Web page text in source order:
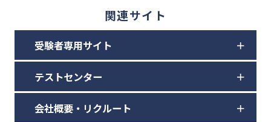
関連サイト
受験者専用サイト
テストセンター
会社概要・リクルート